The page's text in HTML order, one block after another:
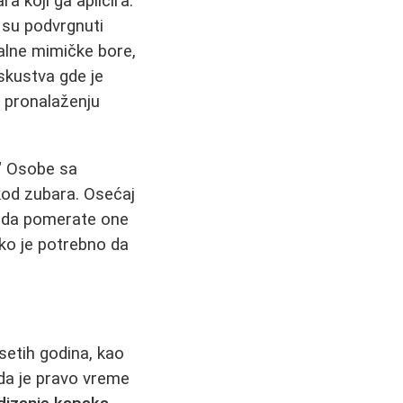
podvrgnuti
mimičke bore,
gde je
Osobe sa
zubara. Osećaj
pomerate one
je potrebno da
godina, kao
je pravo vreme